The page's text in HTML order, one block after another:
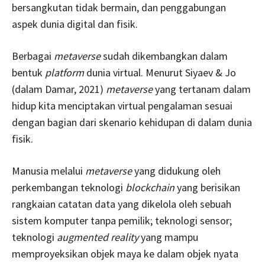
bersangkutan tidak bermain, dan penggabungan
aspek dunia digital dan fisik.
Berbagai metaversesudah dikembangkan dalam
bentuk platform dunia virtual. Menurut Siyaev & Jo
(dalam Damar, 2021) metaverseyang tertanam dalam
hidup kita menciptakan virtual pengalaman sesuai
dengan bagian dari skenario kehidupan di dalam dunia
fisik.
Manusia melalui metaverseyang didukung oleh
perkembangan teknologi blockchainyang berisikan
rangkaian catatan data yang dikelola oleh sebuah
sistem komputer tanpa pemilik; teknologi sensor;
teknologi augmented realityyang mampu
memproyeksikan objek maya ke dalam objek nyata